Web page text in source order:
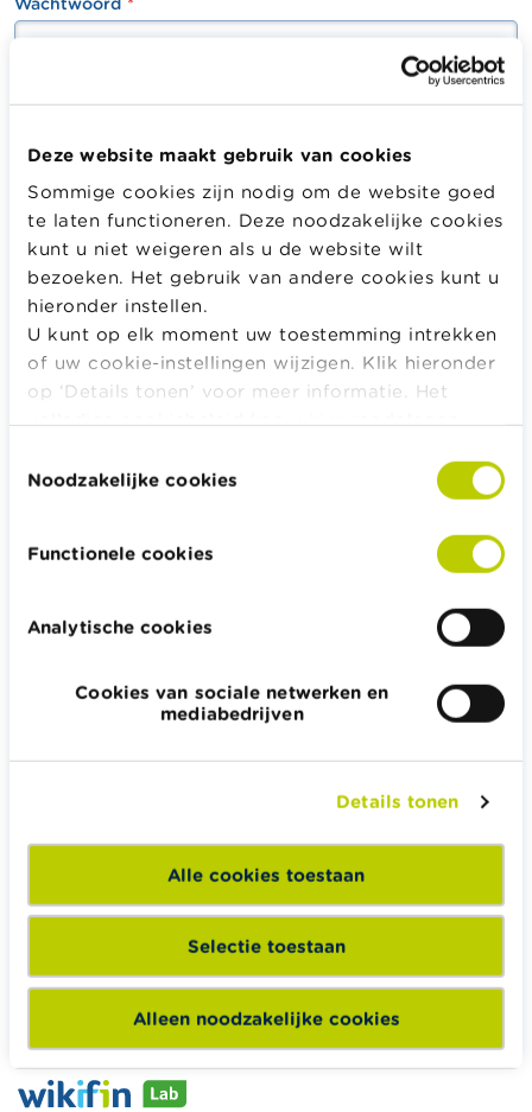
Deze website maakt gebruik van cookies
Sommige cookies zijn nodig om de website goed
te laten functioneren. Deze noodzakelijke cookies
kunt u niet weigeren als u de website wilt
bezoeken. Het gebruik van andere cookies kunt u
hieronder instellen.
U kunt op elk moment uw toestemming intrekken
of uw cookie-instellingen wijzigen. Klik hieronder
op ‘Details tonen’ voor meer informatie. Het
Noodzakelijke cookies
Functionele cookies
Analytische cookies
Cookies van sociale netwerken en
mediabedrijven
Details tonen
Alle cookies toestaan
Selectie toestaan
Alleen noodzakelijke cookies
password
Inloggen
Alle rekentools, checklists en meer
Budget, betalen, lenen en verzekeren
Familie
Sparen en beleggen
Erven
Wikifin.be helpt je bij financiële beslissingen. Ze stelt gratis
betrouwbare en handige informatie ter beschikking,
Wikifin School biedt gratis en heel divers pedagogisch
lesmateriaal en opleidingen aan leerkrachten om hen te
ondersteunen bij hun lessen financiële educatie.
Naar Wikifin School